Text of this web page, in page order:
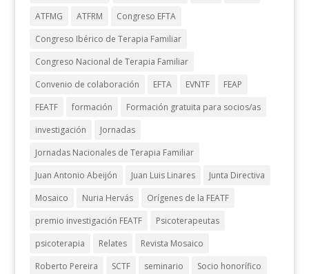
ATFMG
ATFRM
Congreso EFTA
Congreso Ibérico de Terapia Familiar
Congreso Nacional de Terapia Familiar
Convenio de colaboración
EFTA EVNTF
FEAP
FEATF
formación
Formación gratuita para socios/as
investigación
Jornadas
Jornadas Nacionales de Terapia Familiar
Juan Antonio Abeijón
Juan Luis Linares
Junta Directiva
Mosaico
Nuria Hervás
Orígenes de la FEATF
premio investigación FEATF
Psicoterapeutas
psicoterapia
Relates
Revista Mosaico
Roberto Pereira
SCTF seminario
Socio honorífico